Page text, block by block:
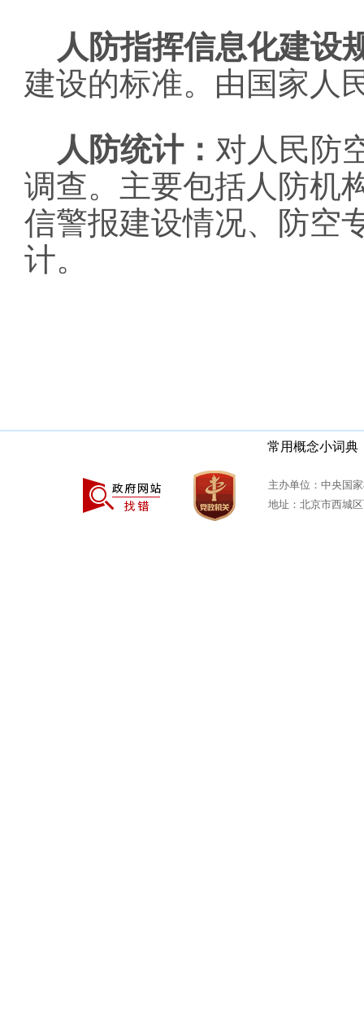
人防指挥信息化建设
建设的标准。由国家人
人防统计： 对人民防
调查。主要包括人防机
信警报建设情况、防空
计。
常用概念小词典
主办单位：中央国
地址：北京市西城